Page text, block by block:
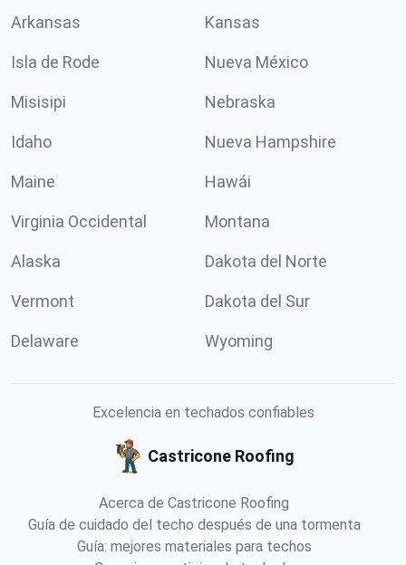
Arkansas Kansas
Isla de Rode Nueva México
Misisipi Nebraska
Idaho Nueva Hampshire
Maine Hawái
Virginia Occidental Montana
Alaska Dakota del Norte
Vermont Dakota del Sur
Delaware Wyoming
Excelencia en techados confiables
Castricone Roofing
Acerca de Castricone Roofing
Guía de cuidado del techo después de una tormenta
Guía: mejores materiales para techos